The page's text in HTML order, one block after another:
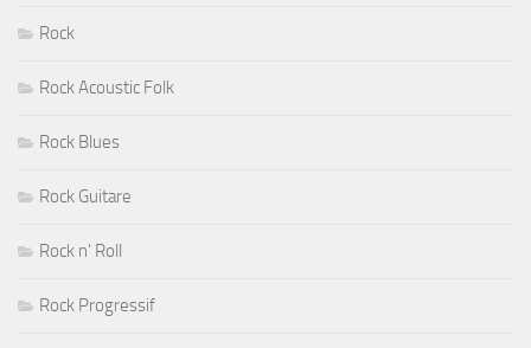
Rock
Rock Acoustic Folk
Rock Blues
Rock Guitare
Rock n' Roll
Rock Progressif